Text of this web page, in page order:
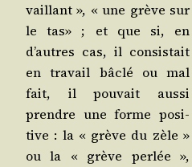
vaillant », « une grève sur
le tas» ; et que si, en
d’autres cas, il consis­tait
en tra­vail bâclé ou mal
fait, il pou­vait aus­si
prendre une forme posi­
tive : la « grève du zèle »
ou la « grève per­lée »,